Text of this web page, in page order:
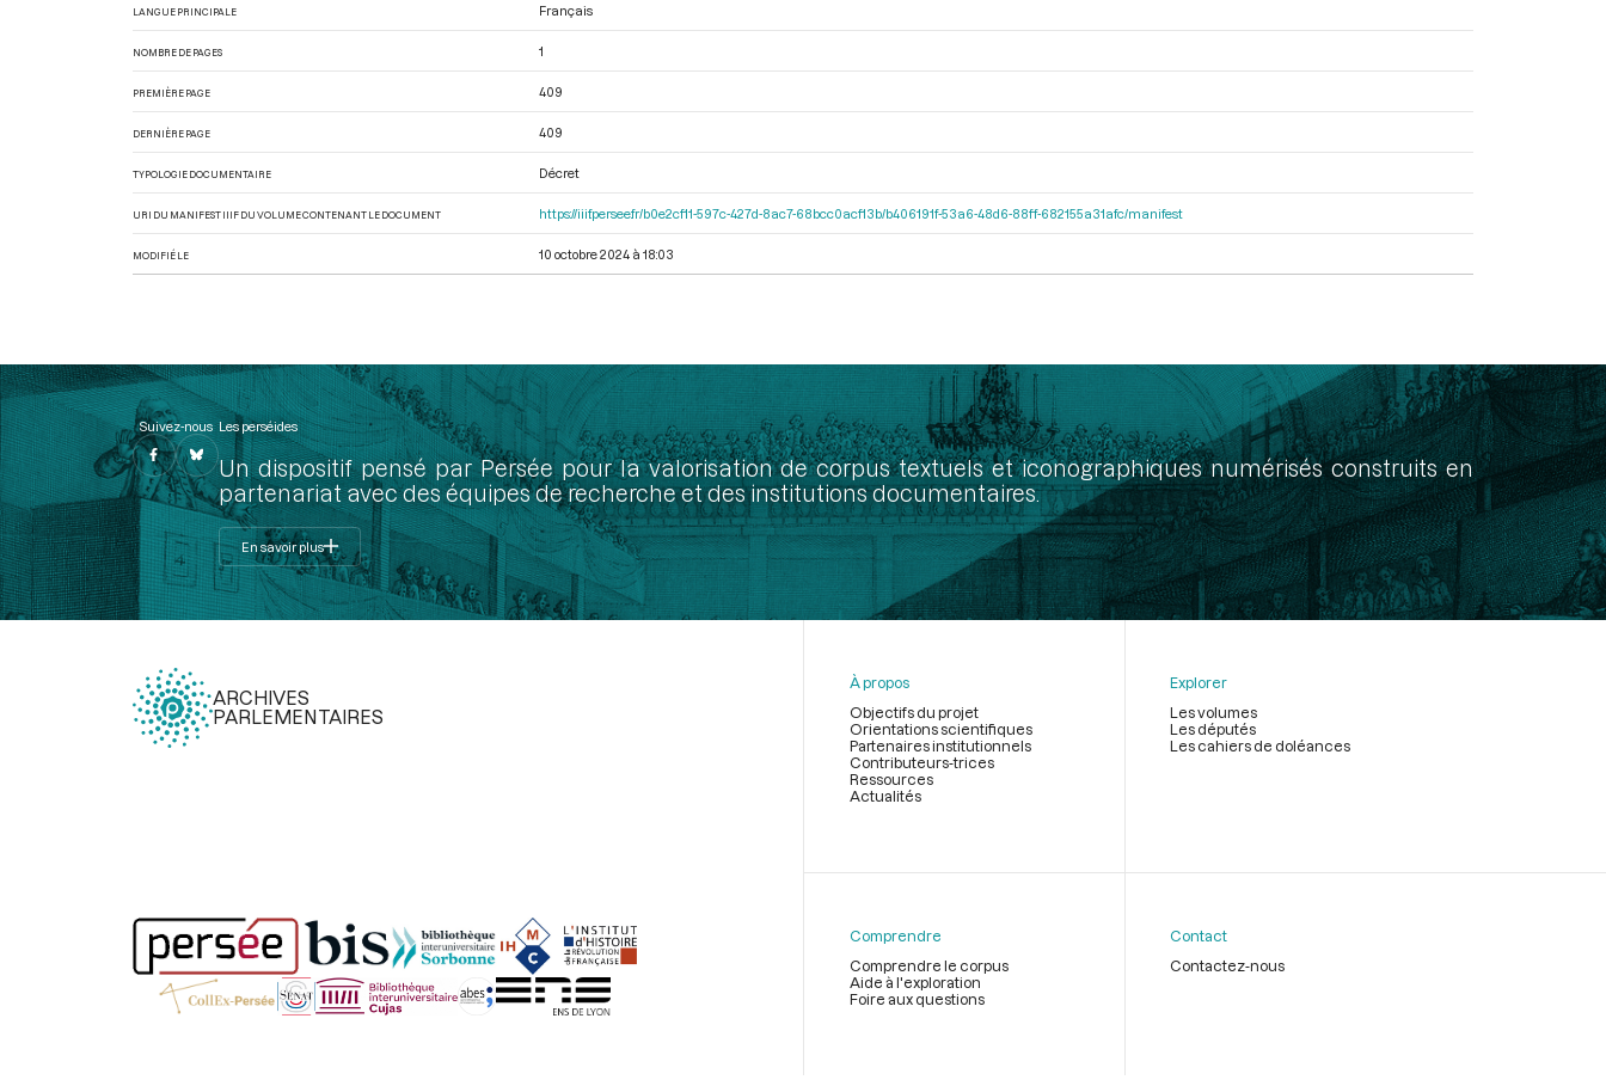
LANGUE PRINCIPALE Français
NOMBRE DE PAGES 1
PREMIÈRE PAGE 409
DERNIÈRE PAGE 409
TYPOLOGIE DOCUMENTAIRE Décret
URI DU MANIFEST IIIF DU VOLUME CONTENANT LE DOCUMENT https://iiif.persee.fr/b0e2cf11-597c-427d-8ac7-68bcc0acf13b/b406191f-53a6-48d6-88ff-682155a31afc/manifest
MODIFIÉ LE 10 octobre 2024 à 18:03
Suivez-nous Les perséides
Un dispositif pensé par Persée pour la valorisation de corpus textuels et iconographiques numérisés construits en
partenariat avec des équipes de recherche et des institutions documentaires.
En savoir plus
ARCHIVES
PARLEMENTAIRES
page
À propos
Objectifs du projet
Orientations scientifiques
Partenaires institutionnels
Contributeurs-trices
Ressources
Actualités
Explorer
Les volumes
Les députés
Les cahiers de doléances
Comprendre
Comprendre le corpus
Aide à l'exploration
Foire aux questions
Contact
Contactez-nous